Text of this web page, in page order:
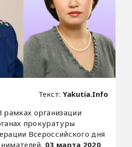
Текст:Yakutia.Info
рамках организации
прокуратуры
Всероссийского дня
03 марта 2020